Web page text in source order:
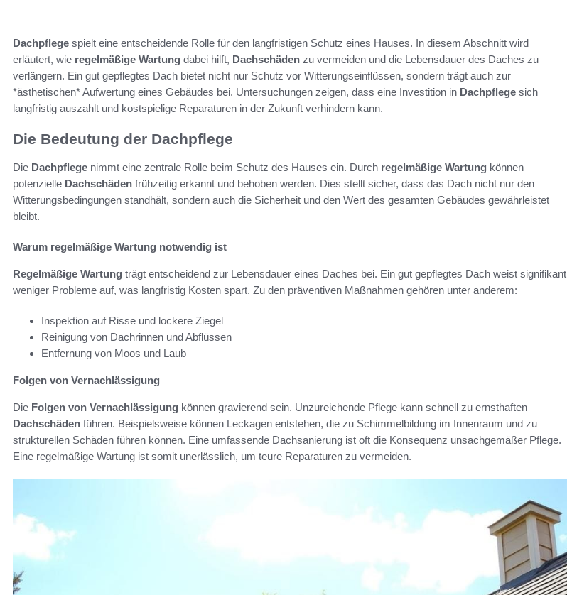
Dachpflege spielt eine entscheidende Rolle für den langfristigen Schutz eines Hauses. In diesem Abschnitt wird
erläutert, wie regelmäßige Wartung dabei hilft, Dachschäden zu vermeiden und die Lebensdauer des Daches zu
verlängern. Ein gut gepflegtes Dach bietet nicht nur Schutz vor Witterungseinflüssen, sondern trägt auch zur
*ästhetischen* Aufwertung eines Gebäudes bei. Untersuchungen zeigen, dass eine Investition in Dachpflege sich
langfristig auszahlt und kostspielige Reparaturen in der Zukunft verhindern kann.
Die Bedeutung der Dachpflege
Die Dachpflege nimmt eine zentrale Rolle beim Schutz des Hauses ein. Durch regelmäßige Wartung können
potenzielle Dachschäden frühzeitig erkannt und behoben werden. Dies stellt sicher, dass das Dach nicht nur den
Witterungsbedingungen standhält, sondern auch die Sicherheit und den Wert des gesamten Gebäudes gewährleistet
bleibt.
Warum regelmäßige Wartung notwendig ist
Regelmäßige Wartung trägt entscheidend zur Lebensdauer eines Daches bei. Ein gut gepflegtes Dach weist signifikant
weniger Probleme auf, was langfristig Kosten spart. Zu den präventiven Maßnahmen gehören unter anderem:
Inspektion auf Risse und lockere Ziegel
Reinigung von Dachrinnen und Abflüssen
Entfernung von Moos und Laub
Folgen von Vernachlässigung
Die Folgen von Vernachlässigung können gravierend sein. Unzureichende Pflege kann schnell zu ernsthaften
Dachschäden führen. Beispielsweise können Leckagen entstehen, die zu Schimmelbildung im Innenraum und zu
strukturellen Schäden führen können. Eine umfassende Dachsanierung ist oft die Konsequenz unsachgemäßer Pflege.
Eine regelmäßige Wartung ist somit unerlässlich, um teure Reparaturen zu vermeiden.